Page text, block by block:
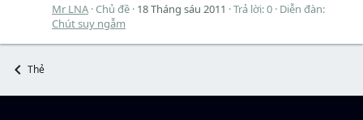
Mr LNA Chủ đề 18 Tháng sáu 2011 Trả lời: 0 Diễn đàn:
Chút suy ngẫm
Thẻ